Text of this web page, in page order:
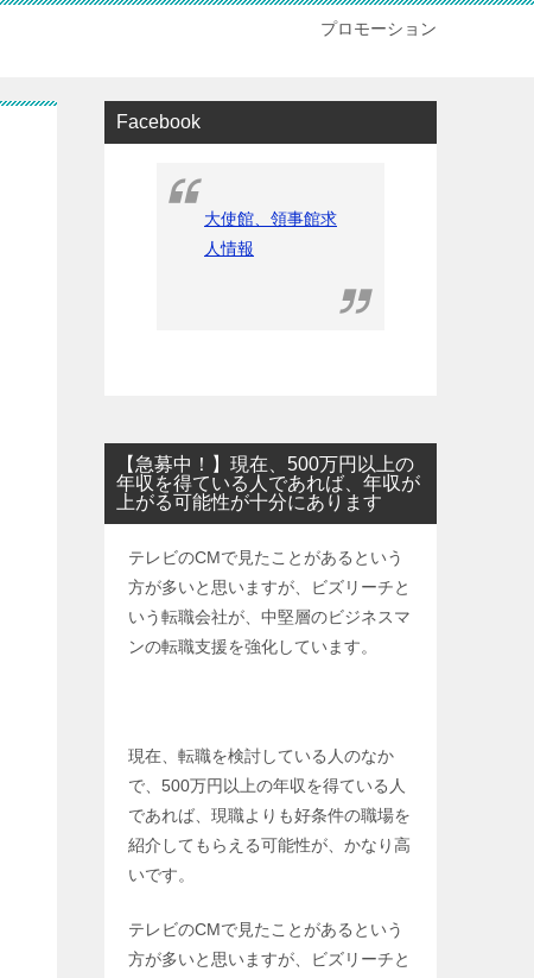
プロモーション
Facebook
大使館、領事館求
人情報
【急募中！】現在、500万円以上の
年収を得ている人であれば、年収が
上がる可能性が十分にあります
テレビのCMで見たことがあるという
方が多いと思いますが、ビズリーチと
いう転職会社が、中堅層のビジネスマ
ンの転職支援を強化しています。
現在、転職を検討している人のなか
で、500万円以上の年収を得ている人
であれば、現職よりも好条件の職場を
紹介してもらえる可能性が、かなり高
いです。
テレビのCMで見たことがあるという
方が多いと思いますが、ビズリーチと